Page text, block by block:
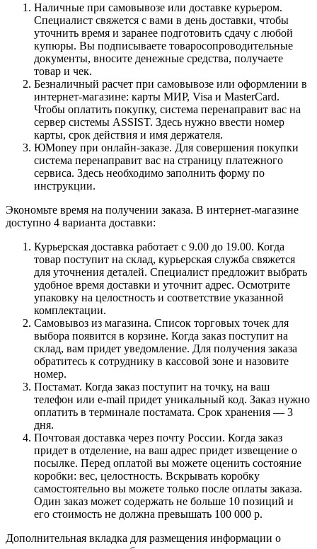
Наличные при самовывозе или доставке курьером.
Специалист свяжется с вами в день доставки, чтобы
уточнить время и заранее подготовить сдачу с любой
купюры. Вы подписываете товаросопроводительные
документы, вносите денежные средства, получаете
товар и чек.
Безналичный расчет при самовывозе или оформлении в
интернет-магазине: карты МИР, Visa и MasterCard.
Чтобы оплатить покупку, система перенаправит вас на
сервер системы ASSIST. Здесь нужно ввести номер
карты, срок действия и имя держателя.
ЮMoney при онлайн-заказе. Для совершения покупки
система перенаправит вас на страницу платежного
сервиса. Здесь необходимо заполнить форму по
инструкции.
Экономьте время на получении заказа. В интернет-магазине
доступно 4 варианта доставки:
Курьерская доставка работает с 9.00 до 19.00. Когда
товар поступит на склад, курьерская служба свяжется
для уточнения деталей. Специалист предложит выбрать
удобное время доставки и уточнит адрес. Осмотрите
упаковку на целостность и соответствие указанной
комплектации.
Самовывоз из магазина. Список торговых точек для
выбора появится в корзине. Когда заказ поступит на
склад, вам придет уведомление. Для получения заказа
обратитесь к сотруднику в кассовой зоне и назовите
номер.
Постамат. Когда заказ поступит на точку, на ваш
телефон или e-mail придет уникальный код. Заказ нужно
оплатить в терминале постамата. Срок хранения — 3
дня.
Почтовая доставка через почту России. Когда заказ
придет в отделение, на ваш адрес придет извещение о
посылке. Перед оплатой вы можете оценить состояние
коробки: вес, целостность. Вскрывать коробку
самостоятельно вы можете только после оплаты заказа.
Один заказ может содержать не больше 10 позиций и
его стоимость не должна превышать 100 000 р.
Дополнительная вкладка для размещения информации о